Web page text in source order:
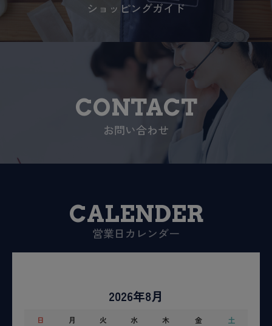
ショッピングガイド
CONTACT
お問い合わせ
CALENDER
営業日カレンダー
2026年8月
日 月 火 水 木 金
土